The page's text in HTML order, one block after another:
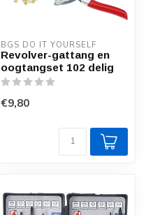
BGS DO IT YOURSELF
Revolver-gattang en
oogtangset 102 delig
€9,80